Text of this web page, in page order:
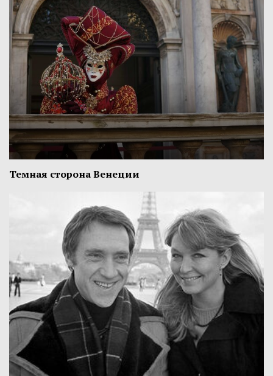
Темная сторона Венеции